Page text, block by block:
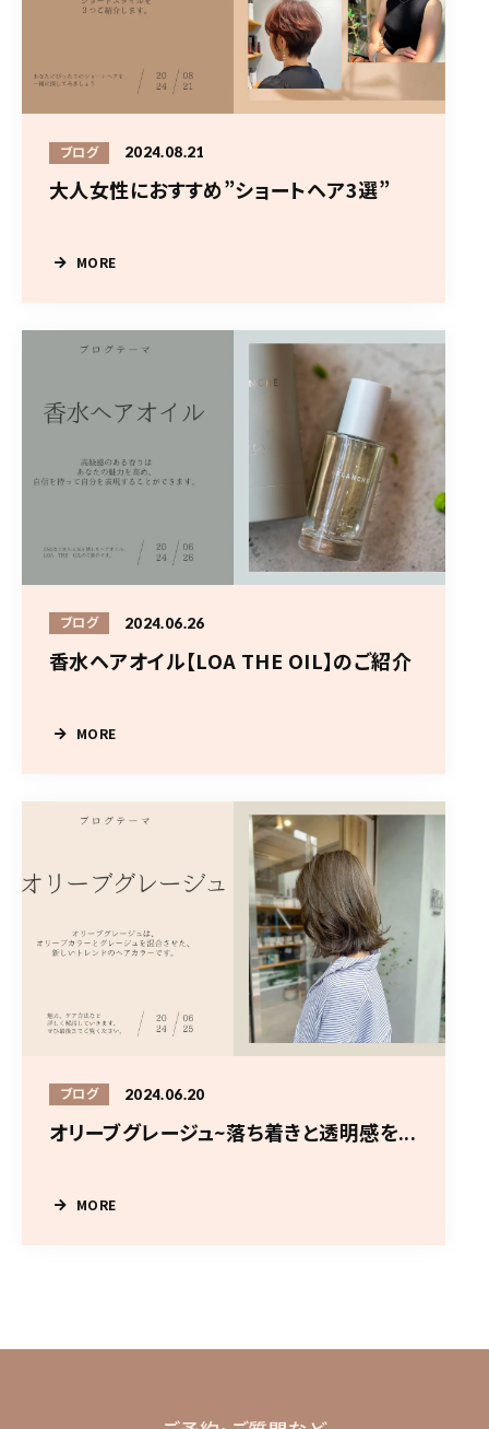
ブログ 2024.08.21
大人女性におすすめ”ショートヘア3選”
MORE
ブログ 2024.06.26
香水ヘアオイル【LOA THE OIL】のご紹介
MORE
ブログ 2024.06.20
オリーブグレージュ~落ち着きと透明感を...
MORE